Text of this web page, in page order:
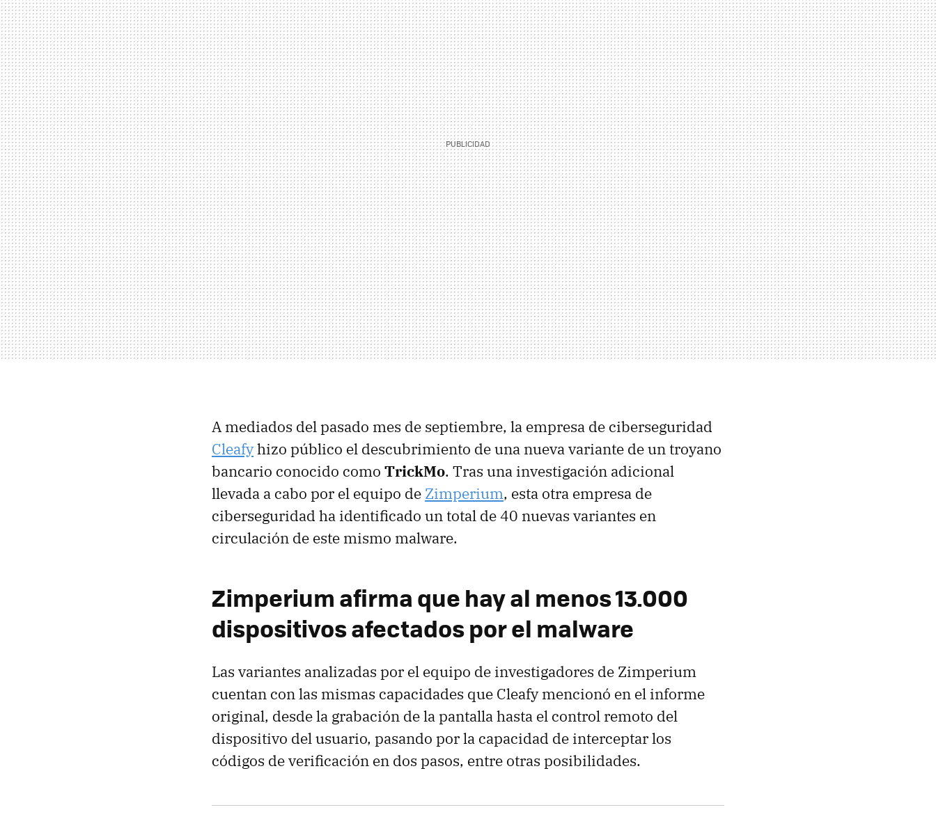
A mediados del pasado mes de septiembre, la empresa de ciberseguridad
Cleafyhizo público el descubrimiento de una nueva variante de un troyano
bancario conocido como TrickMo. Tras una investigación adicional
llevada a cabo por el equipo de Zimperium, esta otra empresa de
ciberseguridad ha identificado un total de 40 nuevas variantes en
circulación de este mismo malware.
Zimperium afirma que hay al menos 13.000
dispositivos afectados por el malware
Las variantes analizadas por el equipo de investigadores de Zimperium
cuentan con las mismas capacidades que Cleafy mencionó en el informe
original, desde la grabación de la pantalla hasta el control remoto del
dispositivo del usuario, pasando por la capacidad de interceptar los
códigos de verificación en dos pasos, entre otras posibilidades.